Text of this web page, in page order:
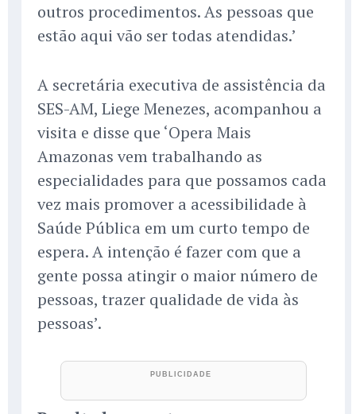
outros procedimentos. As pessoas que
estão aqui vão ser todas atendidas.’
A secretária executiva de assistência da
SES-AM, Liege Menezes, acompanhou a
visita e disse que ‘Opera Mais
Amazonas vem trabalhando as
especialidades para que possamos cada
vez mais promover a acessibilidade à
Saúde Pública em um curto tempo de
espera. A intenção é fazer com que a
gente possa atingir o maior número de
pessoas, trazer qualidade de vida às
pessoas’.